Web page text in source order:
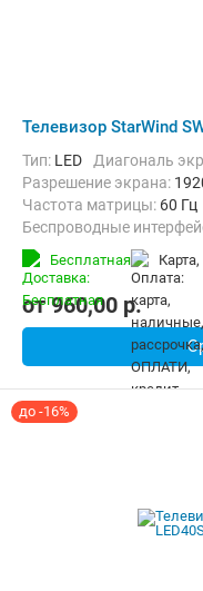
Телевизор StarWind
Тип: LED Диагональ
Разрешение экрана:
Частота матрицы: 60 Гц
Беспроводные
Бесплатная
от960,00 p.
до -16%